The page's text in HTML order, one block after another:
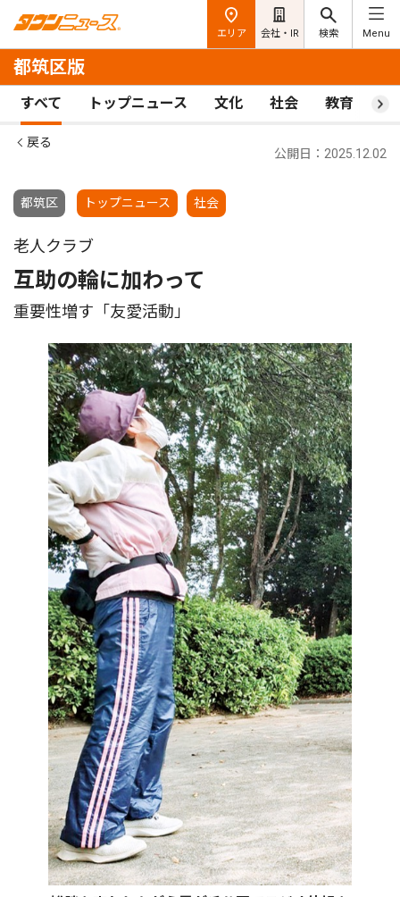
エリア 会社・IR 検索 Menu
都筑区版
すべて トップニュース 文化 社会 教育 ス
戻る
都筑区 トップニュース 社会
公開日：2025.12.02
老人クラブ
互助の輪に加わって
重要性増す「友愛活動」